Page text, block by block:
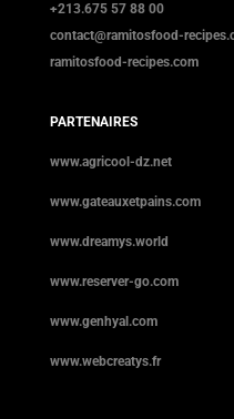
+213.675 57 88 00
contact@ramitosfood-
ramitosfood-recipes.com
PARTENAIRES
www.agricool-dz.net
www.gateauxetpains.com
www.dreamys.world
www.reserver-go.com
www.genhyal.com
www.webcreatys.fr